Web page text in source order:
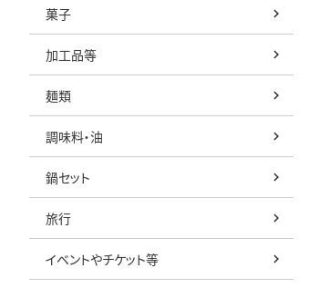
菓子
加工品等
麺類
調味料・油
鍋セット
旅行
イベントやチケット等